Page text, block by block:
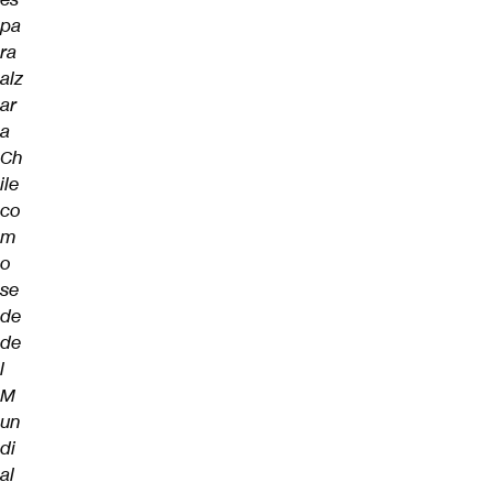
pa
ra
alz
ar
a
Ch
ile
co
m
o
se
de
de
l
M
un
di
al